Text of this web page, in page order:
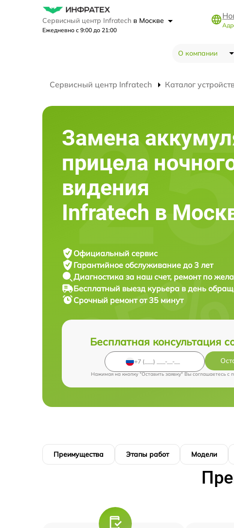
Сервисный центр Infratech в Москве
Ежедневно с 9:00 до 21:00
О компании
Сервисный центр Infratech Каталог
Замена
прицела
видения
Infratech в
Официальный сервис
Гарантийное обслуживание до 3 лет
Диагностика за наш счет, ремонт по
Бесплатный выезд курьера в день
Срочный ремонтот 35 минут
Бесплатная консультация
Нажимая на кнопку "Оставить заявку" Вы соглашаетесь c
Преимущества Этапы работ Модели